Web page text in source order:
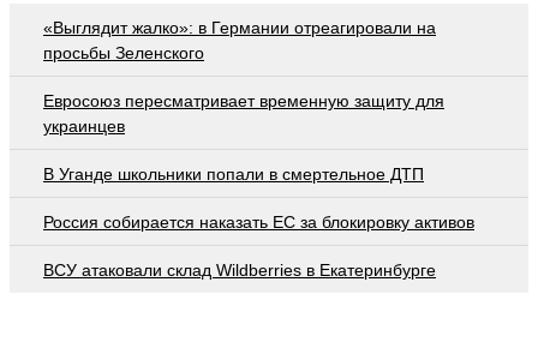
«Выглядит жалко»: в Германии отреагировали на
просьбы Зеленского
Евросоюз пересматривает временную защиту для
украинцев
В Уганде школьники попали в смертельное ДТП
Россия собирается наказать EC за блокировку активов
ВСУ атаковали склад Wildberries в Екатеринбурге